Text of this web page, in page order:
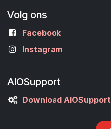
Volg ons
Facebook
Instagram
AIOSupport
Download AIOSupport